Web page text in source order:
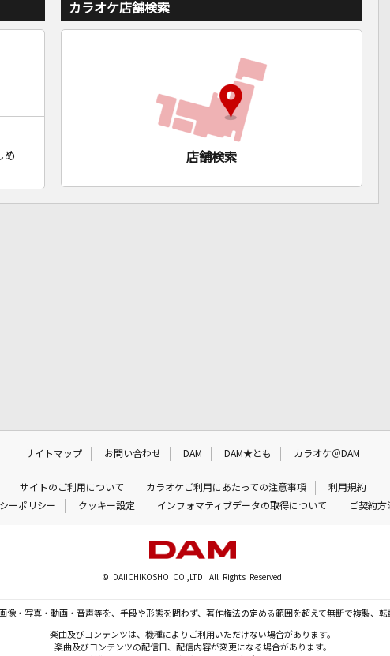
め
カラオケ店舗検索
店舗検索
サイトマップ お問い合わせ DAM DAM★とも カラオケ＠DAM
サイトのご利用について カラオケご利用にあたっての注意事項
利用規約
ーポリシー クッキー設定 インフォマティブデータの取得について ご契約方
© DAIICHIKOSHO CO.,LTD. All Rights Reserved.
像・写真・動画・音声等を、手段や形態を問わず、著作権法の定める範囲を超えて無断で複製、
楽曲及びコンテンツは、機種によりご利用いただけない場合があります。
楽曲及びコンテンツの配信日、配信内容が変更になる場合があります。